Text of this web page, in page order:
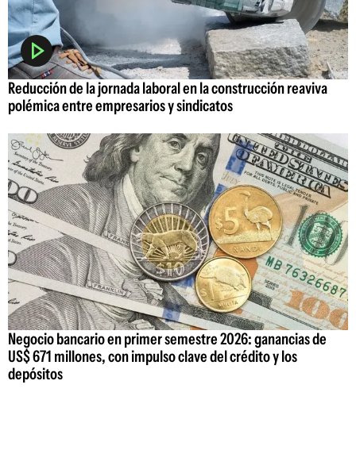
Reducción de la jornada laboral en la construcción reaviva
polémica entre empresarios y sindicatos
Negocio bancario en primer semestre 2026: ganancias de
US$ 671 millones, con impulso clave del crédito y los
depósitos